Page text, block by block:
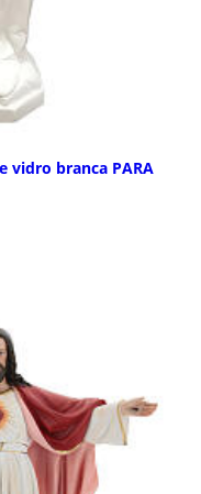
vidro branca PARA